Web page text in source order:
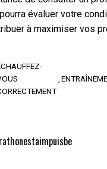
évaluer votre
à maximiser vos